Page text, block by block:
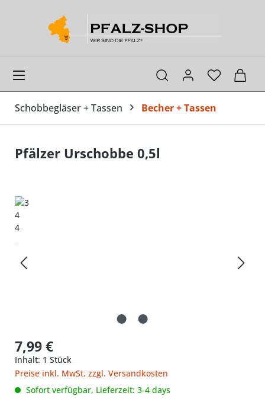
Schobbegläser + Tassen Becher + Tassen
Pfälzer Urschobbe 0,5l
Bildergalerie überspringen
7,99 €
Inhalt: 1 Stück
Preise inkl. MwSt. zzgl. Versandkosten
Sofort verfügbar, Lieferzeit: 3-4 days